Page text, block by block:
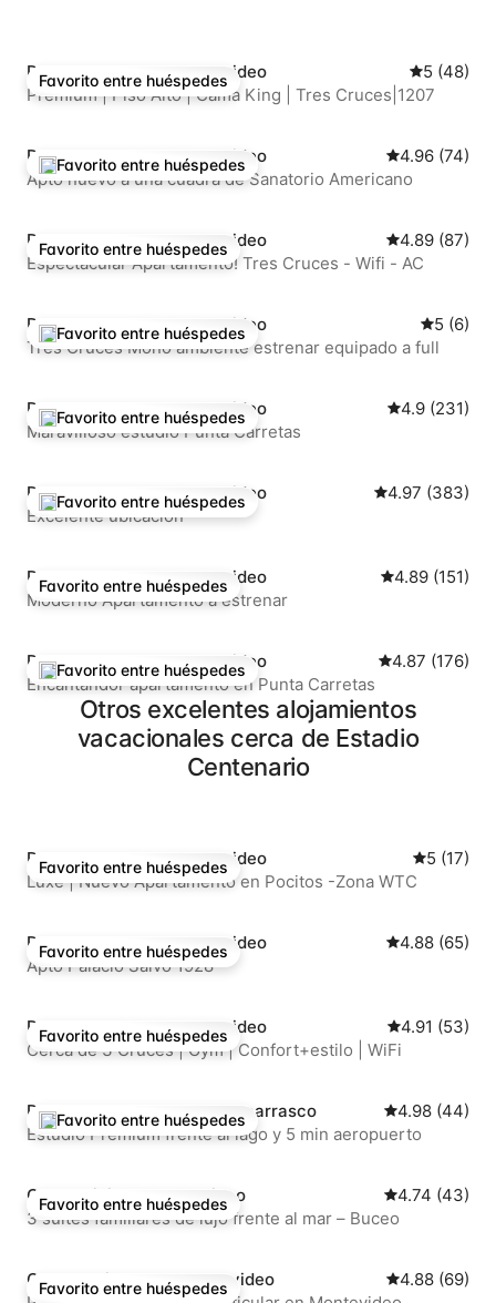
Favorito entre huéspedes
Favorito entre huéspedes
Departamento en Montevideo
5 (48)
Premium | Piso Alto | Cama King | Tres Cruces|1207
De los mejores en Favorito entre huéspedes
Favorito entre huéspedes
Departamento en Montevideo Calificación
4.96 (74)
Apto nuevo a una cuadra de Sanatorio Americano
Favorito entre huéspedes
Favorito entre huéspedes
Departamento en Montevideo Calificación
4.89 (87)
Espectacular Apartamento! Tres Cruces - Wifi - AC
De los mejores en Favorito entre huéspedes
Favorito entre huéspedes
Departamento en Montevideo
5 (6)
Tres Cruces Mono ambiente estrenar equipado a full
De los mejores en Favorito entre huéspedes
Favorito entre huéspedes
Departamento en Montevideo Calificación
4.9 (231)
Maravilloso estudio Punta Carretas
De los mejores en Favorito entre huéspedes
Favorito entre huéspedes
Departamento en Montevideo Calificación
4.97 (383)
Excelente ubicacion
Favorito entre huéspedes
Favorito entre huéspedes
Departamento en Montevideo Calificación
4.89 (151)
Moderno Apartamento a estrenar
De los mejores en Favorito entre huéspedes
Favorito entre huéspedes
Departamento en Montevideo Calificación
4.87 (176)
Encantandor apartamento en Punta Carretas
Otros excelentes alojamientos
vacacionales cerca de Estadio
Centenario
Favorito entre huéspedes
Favorito entre huéspedes
Departamento en Montevideo
5 (17)
Luxe | Nuevo Apartamento en Pocitos -Zona WTC
Favorito entre huéspedes
Favorito entre huéspedes
Departamento en Montevideo Calificación
4.88 (65)
Apto Palacio Salvo 1928
Favorito entre huéspedes
Favorito entre huéspedes
Departamento en Montevideo Calificación
4.91 (53)
Cerca de 3 Cruces | Gym | Confort+estilo | WiFi
De los mejores en Favorito entre huéspedes
Favorito entre huéspedes
Departamento en Barra de carrasco Calificación
4.98 (44)
Estudio Premium frente al lago y 5 min aeropuerto
Favorito entre huéspedes
Favorito entre huéspedes
Condominio en Montevideo Calificación
4.74 (43)
3 suites familiares de lujo frente al mar – Buceo
Favorito entre huéspedes
Favorito entre huéspedes
Casa particular en Montevideo Calificación
4.88 (69)